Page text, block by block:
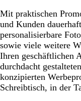
Mit praktischen
und Kunden
personalisierbare
sowie viele weitere
Ihren geschäftlichen
durchdacht
konzipierten
Schreibtisch, in der